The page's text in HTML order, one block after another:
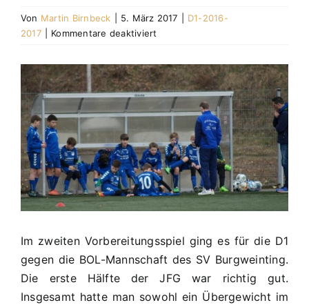
Von Martin Birnbeck 5. März 2017
D1-2016-
2017
Kommentare deaktiviert
SV
Burgweinting
I
2:0
(0:0)
Zeige
grösseres
Bild
Im zweiten Vorbereitungsspiel ging es für die D1
gegen die BOL-Mannschaft des SV Burgweinting.
Die erste Hälfte der JFG war richtig gut.
Insgesamt hatte man sowohl ein Übergewicht im